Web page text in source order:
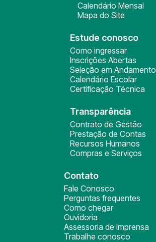
Calendário Mensal
Mapa do Site
Estude conosco
Como ingressar
Inscrições Abertas
Seleção em Andamento
Calendário Escolar
Certificação Técnica
Transparência
Contrato de Gestão
Prestação de Contas
Recursos Humanos
Compras e Serviços
Contato
Fale Conosco
Perguntas frequentes
Como chegar
Ouvidoria
Assessoria de Imprensa
Trabalhe conosco